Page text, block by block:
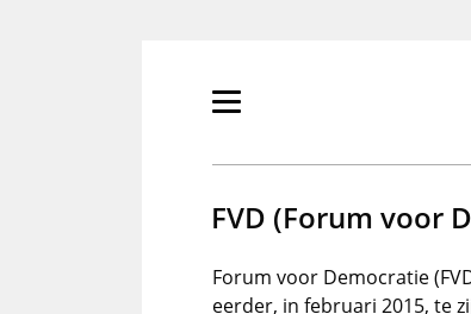
Primair
tonen/verbergen
FVD (Forum voor
Forum voor Democratie
eerder, in februari 2015, te